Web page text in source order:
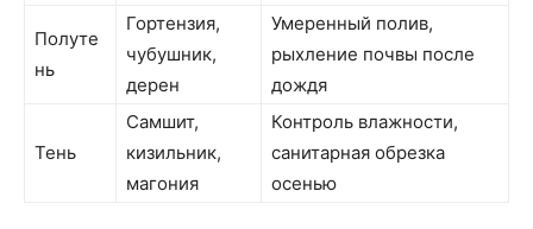
Полуте
нь
Гортензия,
чубушник,
дерен
Умеренный полив,
рыхление почвы после
дождя
Тень
Самшит,
кизильник,
магония
Контроль влажности,
санитарная обрезка
осенью